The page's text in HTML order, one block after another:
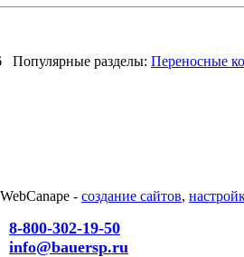
разделы: Переносные
WebCanape - создание сайтов,
8-800-302-19-50
info@bauersp.ru